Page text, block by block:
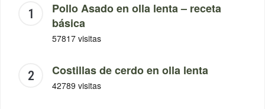
Pollo Asado en olla lenta – receta
básica
57817 visitas
Costillas de cerdo en olla lenta
42789 visitas